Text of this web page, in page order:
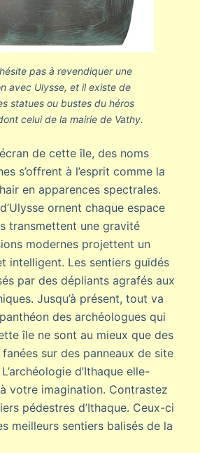
pas à revendiquer une
avec Ulysse, et il existe de
statues ou bustes du héros
celui de la mairie de Vathy.
de cette île, des noms
s’offrent à l’esprit comme la
en apparences spectrales.
ornent chaque espace
transmettent une gravité
modernes projettent un
intelligent. Les sentiers guidés
par des dépliants agrafés aux
Jusqu’à présent, tout va
des archéologues qui
île ne sont au mieux que des
fanées sur des panneaux de site
d’Ithaque elle-
votre imagination. Contrastez
pédestres d’Ithaque. Ceux-ci
meilleurs sentiers balisés de la